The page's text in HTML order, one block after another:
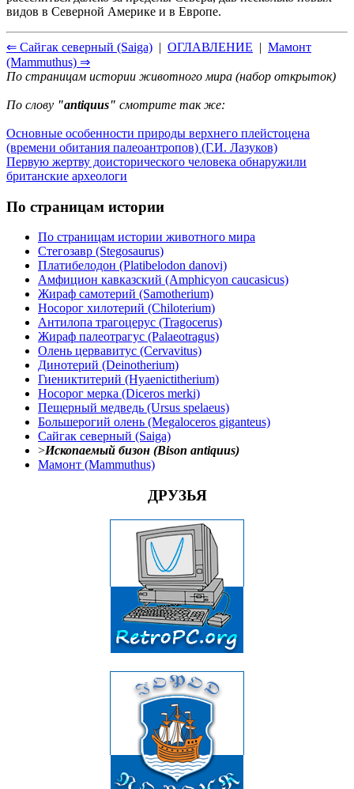
видов в Северной Америке и в Европе.
⇐ Сайгак северный (Saiga) | ОГЛАВЛЕНИЕ | Мамонт
(Mammuthus) ⇒
По страницам истории животного мира (набор открыток)
По слову "antiquus" смотрите так же:
Основные особенности природы верхнего плейстоцена
(времени обитания палеоантропов) (Г.И. Лазуков)
Первую жертву доисторического человека обнаружили
британские археологи
По страницам истории
По страницам истории животного мира
Стегозавр (Stegosaurus)
Платибелодон (Platibelodon danovi)
Амфицион кавказский (Amphicyon caucasicus)
Жираф самотерий (Samotherium)
Носорог хилотерий (Chiloterium)
Антилопа трагоцерус (Tragocerus)
Жираф палеотрагус (Palaeotragus)
Олень цервавитус (Cervavitus)
Динотерий (Deinotherium)
Гиениктитерий (Hyaenictitherium)
Носорог мерка (Diceros merki)
Пещерный медведь (Ursus spelaeus)
Большерогий олень (Megaloceros giganteus)
Сайгак северный (Saiga)
>Ископаемый бизон (Bison antiquus)
Мамонт (Mammuthus)
ДРУЗЬЯ